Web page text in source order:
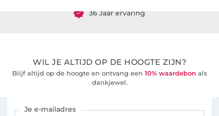
WIL JE ALTIJD OP DE HOOGTE ZIJN?
Blijf altijd op de hoogte en ontvang een 10% waardebon als
dankjewel.
Je e-mailadres